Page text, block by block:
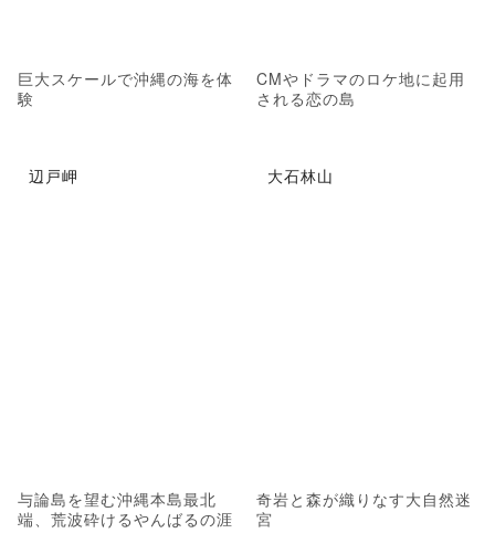
巨大スケールで沖縄の海を体
験
CMやドラマのロケ地に起用
される恋の島
辺戸岬
与論島を望む沖縄本島最北
端、荒波砕けるやんばるの涯
大石林山
奇岩と森が織りなす大自然迷
宮